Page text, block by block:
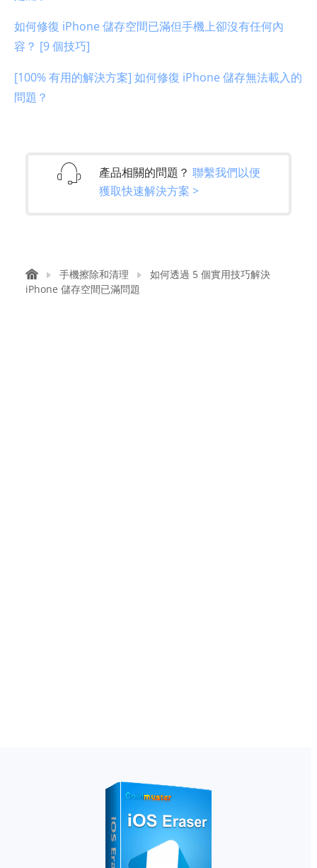
如何修復 iPhone 儲存空間已滿但手機上卻沒有任何內
容？ [9 個技巧]
[100% 有用的解決方案] 如何修復 iPhone 儲存無法載入的
問題？
產品相關的問題？ 聯繫我們以便
獲取快速解決方案 >
手機擦除和清理
如何透過 5 個實用技巧解決
iPhone 儲存空間已滿問題